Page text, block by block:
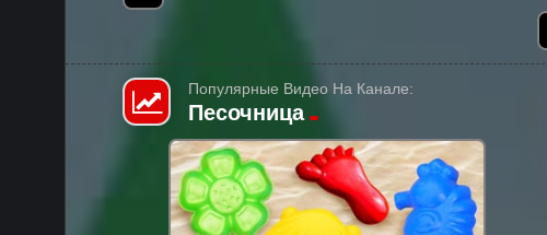
Популярные Видео На Канале:
Песочница